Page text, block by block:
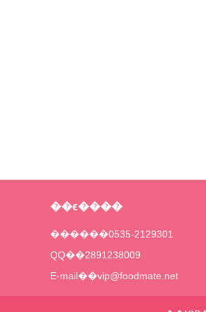
��ϵ����
������0535-2129301
QQ��2891238009
E-mail��vip@foodmate.net